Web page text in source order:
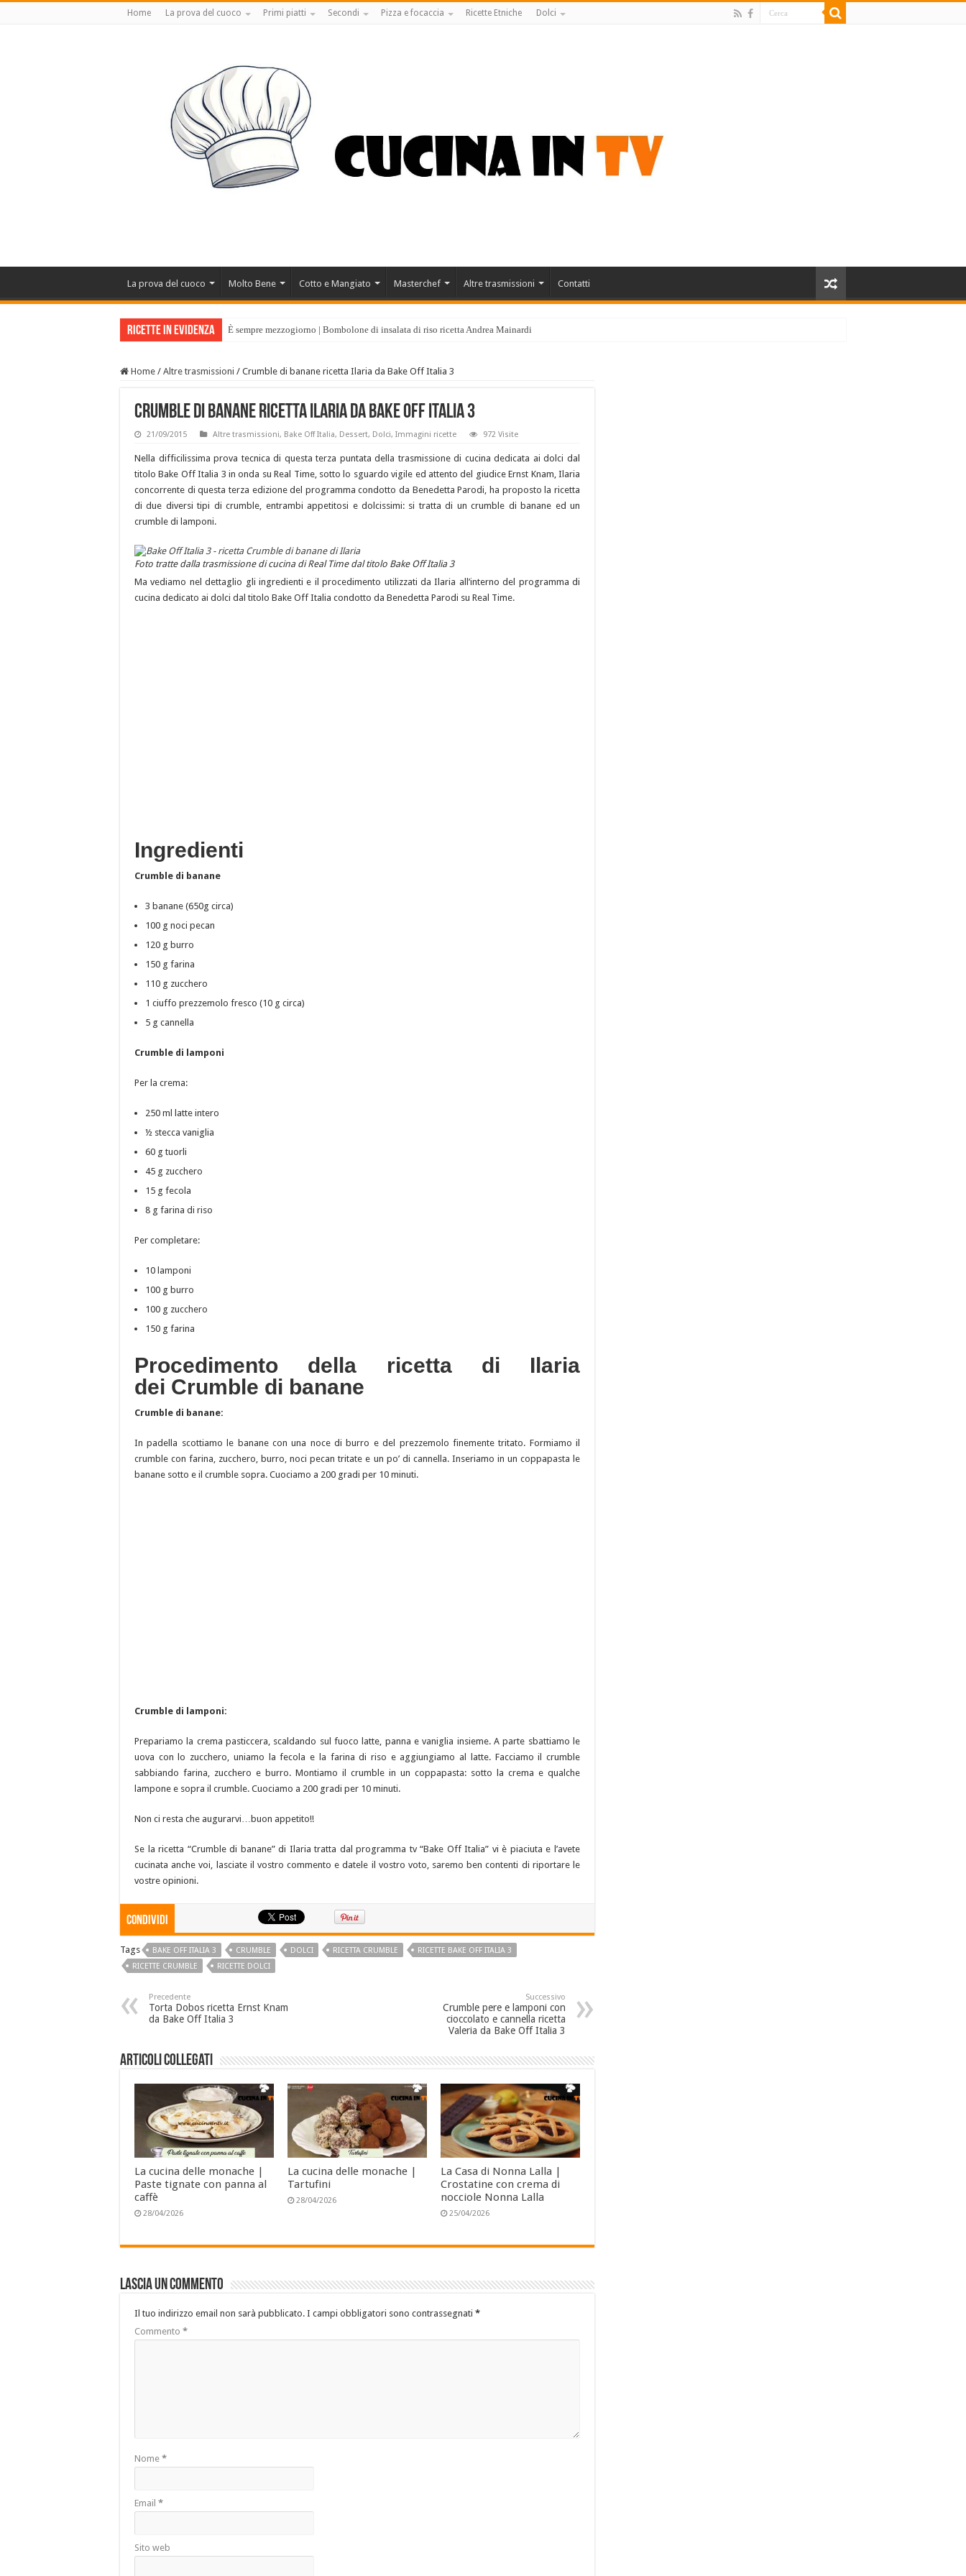
Home La prova del cuoco Primi piatti Secondi Pizza e focaccia Ricette Etniche Dolci
La prova del cuoco Molto Bene Cotto e Mangiato Masterchef Altre trasmissioni Contatti
Ricette in evidenza È sempre mezzogiorno | Bombolone di insalata di riso ricetta Andrea Mainardi
Home / Altre trasmissioni / Crumble di banane ricetta Ilaria da Bake Off Italia 3
Crumble di banane ricetta Ilaria da Bake Off Italia 3
21/09/2015 Altre trasmissioni, Bake Off Italia, Dessert, Dolci, Immagini ricette 972 Visite
Nella difficilissima prova tecnica di questa terza puntata della trasmissione di cucina dedicata ai dolci dal
titolo Bake Off Italia 3 in onda su Real Time, sotto lo sguardo vigile ed attento del giudice Ernst Knam, Ilaria
concorrente di questa terza edizione del programma condotto da Benedetta Parodi, ha proposto la ricetta
di due diversi tipi di crumble, entrambi appetitosi e dolcissimi: si tratta di un crumble di banane ed un
crumble di lamponi.
Foto tratte dalla trasmissione di cucina di Real Time dal titolo Bake Off Italia 3
Ma vediamo nel dettaglio gli ingredienti e il procedimento utilizzati da Ilaria all’interno del programma di
cucina dedicato ai dolci dal titolo Bake Off Italia condotto da Benedetta Parodi su Real Time.
Ingredienti
Crumble di banane
3 banane (650g circa)
100 g noci pecan
120 g burro
150 g farina
110 g zucchero
1 ciuffo prezzemolo fresco (10 g circa)
5 g cannella
Crumble di lamponi
Per la crema:
250 ml latte intero
½ stecca vaniglia
60 g tuorli
45 g zucchero
15 g fecola
8 g farina di riso
Per completare:
10 lamponi
100 g burro
100 g zucchero
150 g farina
Procedimento della ricetta di Ilaria
dei Crumble di banane
Crumble di banane:
In padella scottiamo le banane con una noce di burro e del prezzemolo finemente tritato. Formiamo il
crumble con farina, zucchero, burro, noci pecan tritate e un po’ di cannella. Inseriamo in un coppapasta le
banane sotto e il crumble sopra. Cuociamo a 200 gradi per 10 minuti.
Crumble di lamponi:
Prepariamo la crema pasticcera, scaldando sul fuoco latte, panna e vaniglia insieme. A parte sbattiamo le
uova con lo zucchero, uniamo la fecola e la farina di riso e aggiungiamo al latte. Facciamo il crumble
sabbiando farina, zucchero e burro. Montiamo il crumble in un coppapasta: sotto la crema e qualche
lampone e sopra il crumble. Cuociamo a 200 gradi per 10 minuti.
Non ci resta che augurarvi…buon appetito!!
Se la ricetta “Crumble di banane” di Ilaria tratta dal programma tv “Bake Off Italia” vi è piaciuta e l’avete
cucinata anche voi, lasciate il vostro commento e datele il vostro voto, saremo ben contenti di riportare le
vostre opinioni.
Condividi
Tags BAKE OFF ITALIA 3 CRUMBLE DOLCI RICETTA CRUMBLE
RICETTE BAKE OFF ITALIA 3
RICETTE CRUMBLE
RICETTE DOLCI
Precedente
Torta Dobos ricetta Ernst Knam
da Bake Off Italia 3
Successivo
Crumble pere e lamponi con
cioccolato e cannella ricetta
Valeria da Bake Off Italia 3
Articoli collegati
La cucina delle monache |
Paste tignate con panna al
caffè
28/04/2026
La cucina delle monache |
Tartufini
28/04/2026
La Casa di Nonna Lalla |
Crostatine con crema di
nocciole Nonna Lalla
25/04/2026
Lascia un commento
Il tuo indirizzo email non sarà pubblicato. I campi obbligatori sono contrassegnati *
Commento *
Nome *
Email *
Sito web